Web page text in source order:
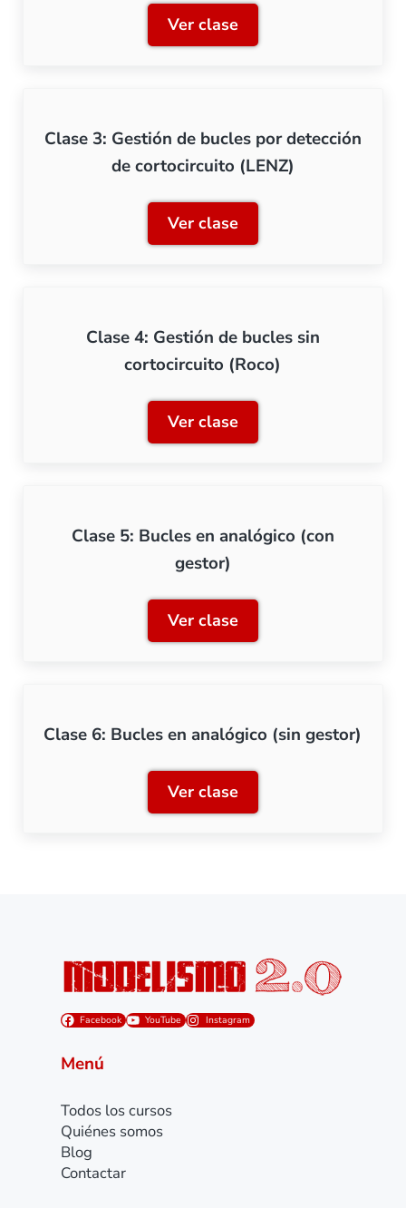
Ver claseClase 2: Identificación de
Clase 3: Gestión de bucles por detección
de cortocircuito (LENZ)
Ver claseClase 3: Gestión de
Clase 4: Gestión de bucles sin
cortocircuito (Roco)
Ver claseClase 4: Gestión de
Clase 5: Bucles en analógico (con
gestor)
Ver claseClase 5: Bucles en
Clase 6: Bucles en analógico (sin gestor)
Ver claseClase 6: Bucles en
Facebook YouTube Instagram
Menú
Todos los cursos
Quiénes somos
Blog
Contactar